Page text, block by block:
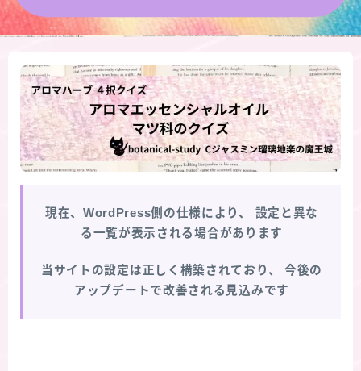
秘密部屋
お知らせ
Cジャスミン瑠璃地楽の主な活動先リンク集
プロフィール
現在、WordPress側の仕様により、
設定と異な
る一覧が表示される場合があります
当サイトの設定は正しく構築されており、
今後の
アップデートで改善される見込みです